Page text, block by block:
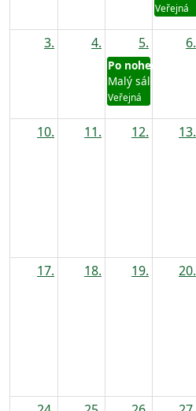
Veřejná
3. 4. 5.
Po nohecu
Malý sál
Veřejná
6.
10. 11. 12. 13.
17. 18. 19. 20.